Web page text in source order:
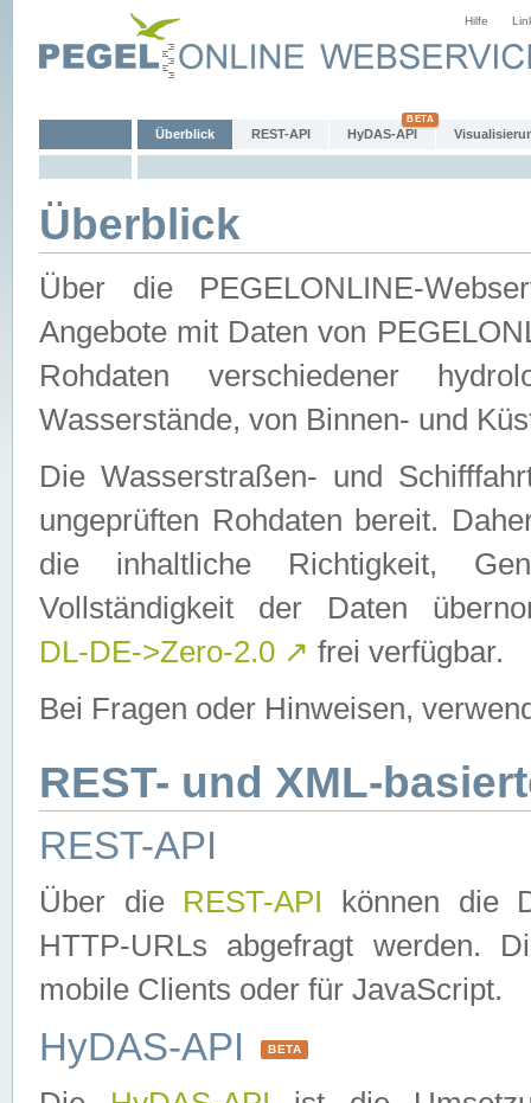
Hilfe
Überblick REST-API HyDAS-API
Überblick
Über die PEGELONLINE-
Angebote mit Daten von
Rohdaten verschiedener
Wasserstände, von Binnen- und
Die Wasserstraßen- und
ungeprüften Rohdaten bereit.
die inhaltliche Richtigkeit,
Vollständigkeit der Daten
DL-DE->Zero-2.0 ↗ frei verfügbar.
Bei Fragen oder Hinweisen,
REST- und XML-
REST-API
Über die REST-API können die
HTTP-URLs abgefragt werden.
mobile Clients oder für JavaScript.
HyDAS-API BETA